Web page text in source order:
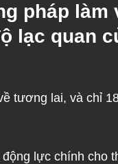
pháp làm
lạc quan
tương lai, và chỉ
lực chính cho